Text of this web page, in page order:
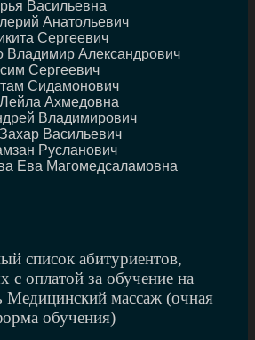
Васильевна
Анатольевич
Сергеевич
Владимир Александрович
Сергеевич
Сидамонович
Ахмедовна
Владимирович
Васильевич
Русланович
Ева Магомедсаламовна
список абитуриентов,
с оплатой за обучение на
Медицинский массаж (очная
обучения)